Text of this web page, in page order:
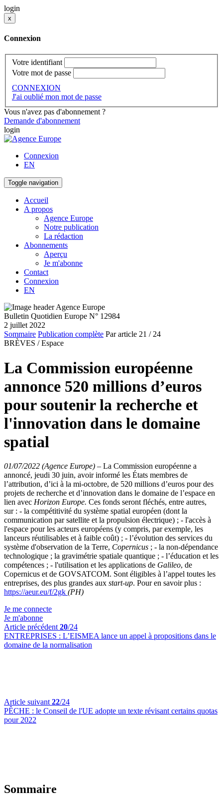
login
x
Connexion
Votre identifiant
Votre mot de passe
CONNEXION
J'ai oublié mon mot de passe
Vous n'avez pas d'abonnement ?
Demande d'abonnement
login
Connexion
EN
Toggle navigation
Accueil
A propos
Agence Europe
Notre publication
La rédaction
Abonnements
Aperçu
Je m'abonne
Contact
Connexion
EN
Bulletin Quotidien Europe N° 12984
2 juillet 2022
Sommaire Publication complète Par article 21 / 24
BRÈVES / Espace
La Commission européenne
annonce 520 millions d’euros
pour soutenir la recherche et
l'innovation dans le domaine
spatial
01/07/2022 (Agence Europe) – La Commission européenne a
annoncé, jeudi 30 juin, avoir informé les États membres de
l’attribution, d’ici à la mi-octobre, de 520 millions d’euros pour des
projets de recherche et d’innovation dans le domaine de l’espace en
lien avec Horizon Europe. Ces fonds seront fléchés, entre autres,
sur : - la compétitivité du système spatial européen (dont la
communication par satellite et la propulsion électrique) ; - l'accès à
l'espace pour les acteurs européens (y compris, par exemple, les
lanceurs réutilisables et à faible coût) ; - l’évolution des services du
système d'observation de la Terre, Copernicus ; - la non-dépendance
technologique ; la gravimétrie spatiale quantique ; - l’éducation et les
compétences ; - l'utilisation et les applications de Galileo, de
Copernicus et de GOVSATCOM. Sont éligibles à l’appel toutes les
entreprises, des plus grandes aux start-up. Pour en savoir plus :
https://aeur.eu/f/2gk (PH)
Je me connecte
Je m'abonne
Article précédent 20/24
ENTREPRISES : L’EISMEA lance un appel à propositions dans le
domaine de la normalisation
Article suivant 22/24
PÊCHE : le Conseil de l'UE adopte un texte révisant certains quotas
pour 2022
Sommaire